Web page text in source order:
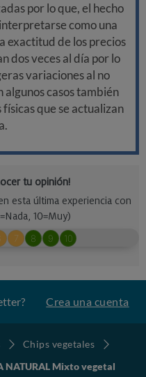
por lo que, el hecho
como una
exactitud de los precios
dos veces al día por lo
variaciones al no
casos también
que se actualizan
Crea una cuenta
Chips vegetales
NATURAL Mixto vegetal